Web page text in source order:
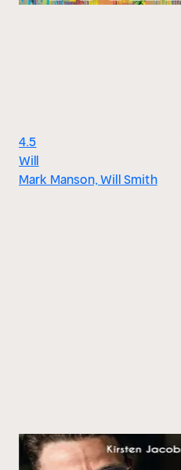
4.5
Will
Mark Manson, Will Smith